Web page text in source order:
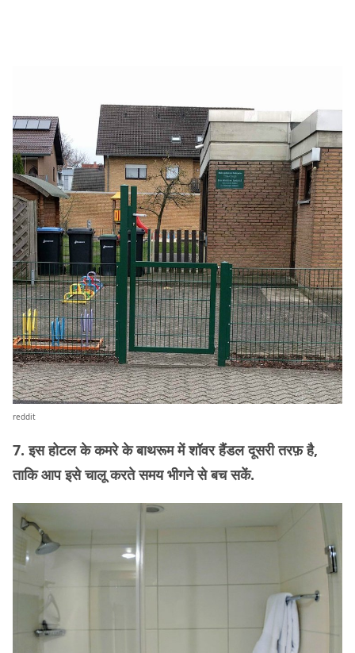
reddit
7. इस होटल के कमरे के बाथरूम में शॉवर हैंडल दूसरी तरफ़ है,
ताकि आप इसे चालू करते समय भीगने से बच सकें.